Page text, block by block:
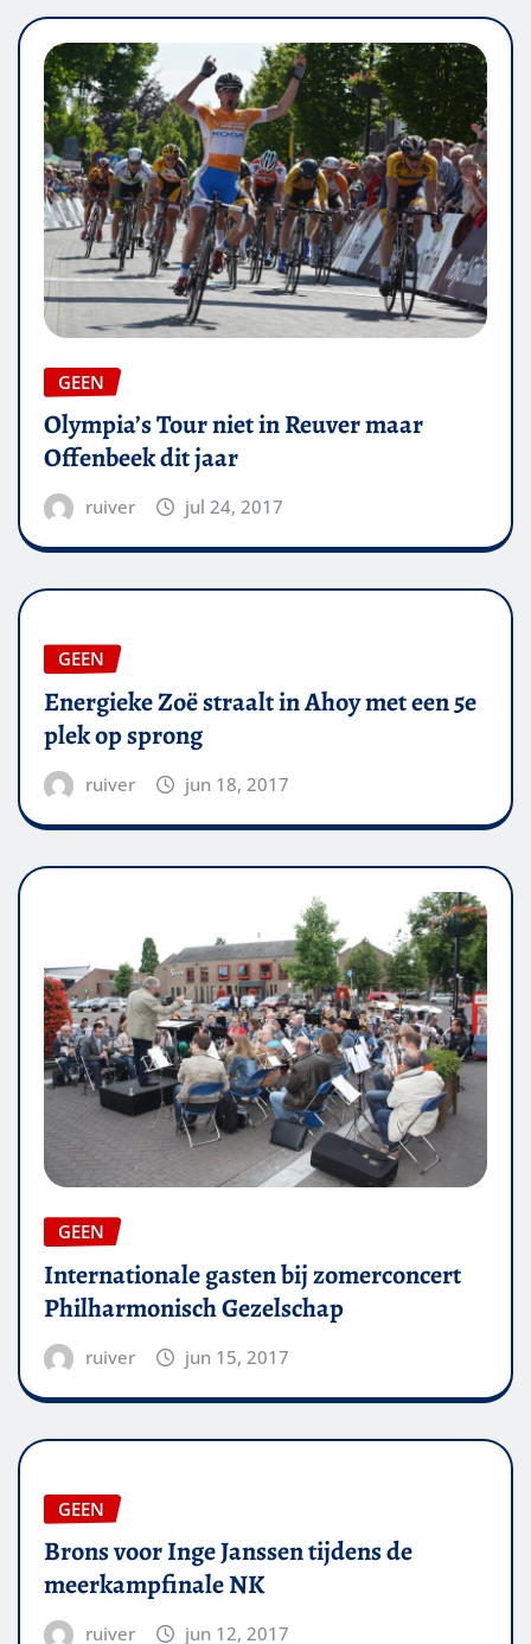
GEEN
Olympia’s Tour niet in Reuver maar
Offenbeek dit jaar
ruiver jul 24, 2017
GEEN
Energieke Zoë straalt in Ahoy met een 5e
plek op sprong
ruiver jun 18, 2017
GEEN
Internationale gasten bij zomerconcert
Philharmonisch Gezelschap
ruiver jun 15, 2017
GEEN
Brons voor Inge Janssen tijdens de
meerkampfinale NK
ruiver jun 12, 2017